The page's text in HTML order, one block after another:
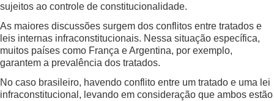
sujeitos ao controle de constitucionalidade.
As maiores discussões surgem dos conflitos entre tratados e
leis internas infraconstitucionais. Nessa situação específica,
muitos países como França e Argentina, por exemplo,
garantem a prevalência dos tratados.
No caso brasileiro, havendo conflito entre um tratado e uma lei
infraconstitucional, levando em consideração que ambos estão